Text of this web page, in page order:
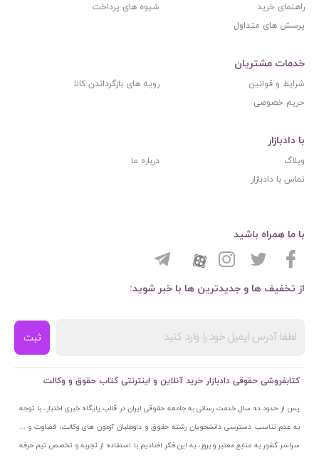
راهنمای خرید
شیوه های پرداخت
پرسش های متداول
خدمات مشتریان
شرایط و قوانین
رویه های بازگرداندن کالا
حریم خصوصی
با دادبازار
وبلاگ
درباره ما
تماس با دادبازار
از تخفیف ها و جدیدترین ها با خبر شوید:
ثبت
با ما همراه باشید
کتابفروشی حقوقی دادبازار خرید آنلاین و اینترنتی کتاب حقوق و وکالت
پس از حدود ده سال خدمت رسانی به جامعه حقوقی ایران در قالب پایگاه خبری اختبار، با توجه
به عدم تناسب دسترسی دانشجویان رشته حقوق و داوطلبان آزمون های وکالت، قضاوت و ...
سراسر کشور به منابع معتبر و بروز، به این فکر افتادیم با استفاده از تجربه و تخصص تیم حرفه